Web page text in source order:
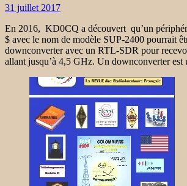
31 juillet 2017
En 2016, KD0CQ a découvert qu’un
$ avec le nom de modèle SUP-2400 pourrait
downconverter avec un RTL-SDR pour
allant jusqu’à 4,5 GHz. Un downconverter est